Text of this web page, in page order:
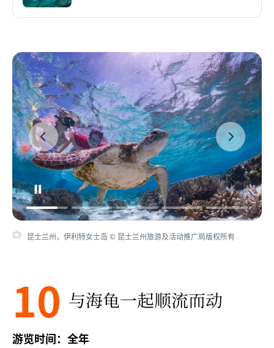
昆士兰州，伊利特女士岛 © 昆士兰州旅游及活动推广局版权所有
10 与海龟一起顺流而动
游览时间：全年